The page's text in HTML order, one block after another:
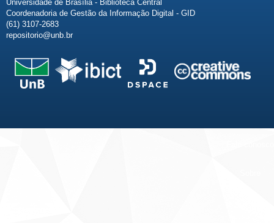
Universidade de Brasília - Biblioteca Central
Coordenadoria de Gestão da Informação Digital - GID
(61) 3107-2683
repositorio@unb.br